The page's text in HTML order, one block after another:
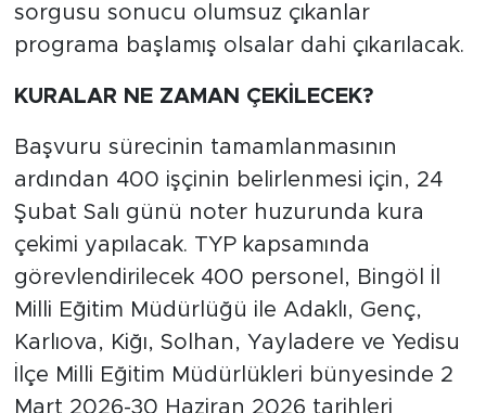
sorgusu sonucu olumsuz çıkanlar
programa başlamış olsalar dahi çıkarılacak.
KURALAR NE ZAMAN ÇEKİLECEK?
Başvuru sürecinin tamamlanmasının
ardından 400 işçinin belirlenmesi için, 24
Şubat Salı günü noter huzurunda kura
çekimi yapılacak. TYP kapsamında
görevlendirilecek 400 personel, Bingöl İl
Milli Eğitim Müdürlüğü ile Adaklı, Genç,
Karlıova, Kiğı, Solhan, Yayladere ve Yedisu
İlçe Milli Eğitim Müdürlükleri bünyesinde 2
Mart 2026-30 Haziran 2026 tarihleri